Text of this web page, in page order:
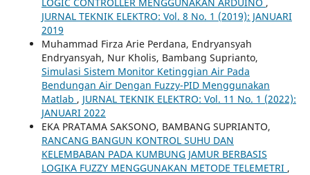
JURNAL TEKNIK ELEKTRO: Vol. 8 No. 1 (2019): JANUARI
2019
Muhammad Firza Arie Perdana, Endryansyah
Endryansyah, Nur Kholis, Bambang Suprianto,
Simulasi Sistem Monitor Ketinggian Air Pada
Bendungan Air Dengan Fuzzy-PID Menggunakan
Matlab , JURNAL TEKNIK ELEKTRO: Vol. 11 No. 1 (2022):
JANUARI 2022
EKA PRATAMA SAKSONO, BAMBANG SUPRIANTO,
RANCANG BANGUN KONTROL SUHU DAN
KELEMBABAN PADA KUMBUNG JAMUR BERBASIS
LOGIKA FUZZY MENGGUNAKAN METODE TELEMETRI ,